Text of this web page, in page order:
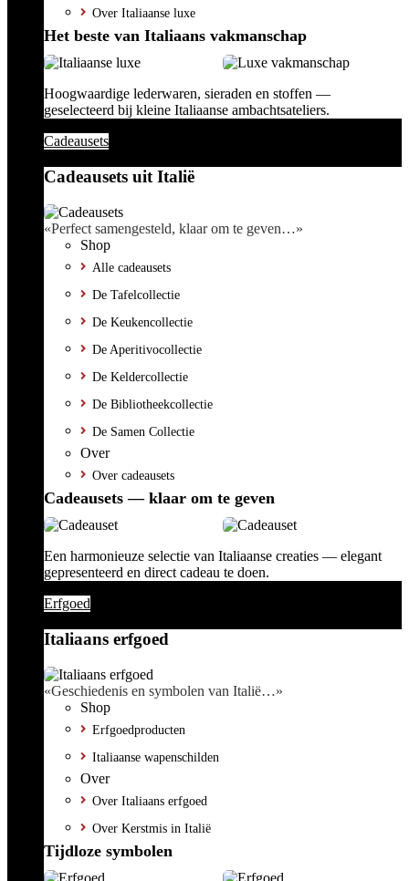
Over Italiaanse luxe
Het beste van Italiaans vakmanschap
Hoogwaardige lederwaren, sieraden en stoffen —
geselecteerd bij kleine Italiaanse ambachtsateliers.
Cadeausets
Cadeausets uit Italië
«Perfect samengesteld, klaar om te geven…»
Shop
Alle cadeausets
De Tafelcollectie
De Keukencollectie
De Aperitivocollectie
De Keldercollectie
De Bibliotheekcollectie
De Samen Collectie
Over
Over cadeausets
Cadeausets — klaar om te geven
Een harmonieuze selectie van Italiaanse creaties — elegant
gepresenteerd en direct cadeau te doen.
Erfgoed
Italiaans erfgoed
«Geschiedenis en symbolen van Italië…»
Shop
Erfgoedproducten
Italiaanse wapenschilden
Over
Over Italiaans erfgoed
Over Kerstmis in Italië
Tijdloze symbolen